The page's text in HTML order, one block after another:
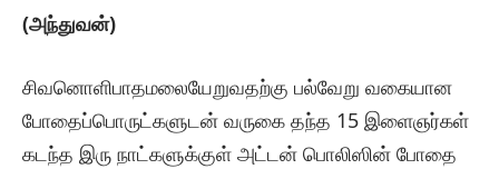
(அந்துவன்)
சிவனொளிபாதமலையேறுவதற்கு பல்வேறு வகையான
போதைப்பொருட்களுடன் வருகை தந்த 15 இளைஞர்கள்
கடந்த இரு நாட்களுக்குள் அட்டன் பொலிஸின் போதை